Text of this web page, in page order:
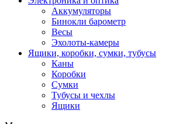
Аккумуляторы
Бинокли барометр
Весы
Эхолоты-камеры
Ящики, коробки, сумки, тубусы
Каны
Коробки
Сумки
Тубусы и чехлы
Ящики